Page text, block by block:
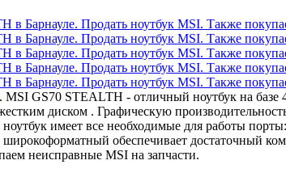
. MSI GS70 STEALTH - отличный ноутбук на
диском . Графическую
имеет все необходимые для работы
обеспечивает достаточный
неисправные MSI на запчасти.